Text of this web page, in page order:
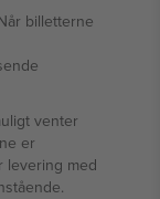
billetterne
venter
er
levering med